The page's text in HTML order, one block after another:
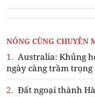
NÓNG CÙNG CHUYÊN
1. Australia: Khủng
ngày càng trầm trọng
2. Đất ngoại thành